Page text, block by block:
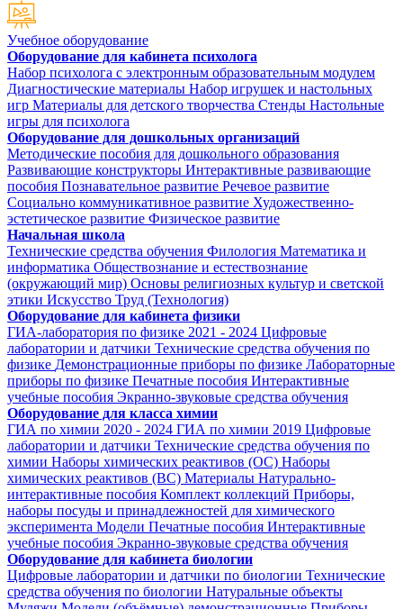
Учебное оборудование
Оборудование для кабинета психолога
Набор психолога с электронным образовательным модулем
Диагностические материалы Набор игрушек и настольных
игр Материалы для детского творчества Стенды Настольные
игры для психолога
Оборудование для дошкольных организаций
Методические пособия для дошкольного образования
Развивающие конструкторы Интерактивные развивающие
пособия Познавательное развитие Речевое развитие
Социально коммуникативное развитие Художественно-
эстетическое развитие Физическое развитие
Начальная школа
Технические средства обучения Филология Математика и
информатика Обществознание и естествознание
(окружающий мир) Основы религиозных культур и светской
этики Искусство Труд (Технология)
Оборудование для кабинета физики
ГИА-лаборатория по физике 2021 - 2024 Цифровые
лаборатории и датчики Технические средства обучения по
физике Демонстрационные приборы по физике Лабораторные
приборы по физике Печатные пособия Интерактивные
учебные пособия Экранно-звуковые средства обучения
Оборудование для класса химии
ГИА по химии 2020 - 2024 ГИА по химии 2019 Цифровые
лаборатории и датчики Технические средства обучения по
химии Наборы химических реактивов (ОС) Наборы
химических реактивов (ВС) Материалы Натурально-
интерактивные пособия Комплект коллекций Приборы,
наборы посуды и принадлежностей для химического
эксперимента Модели Печатные пособия Интерактивные
учебные пособия Экранно-звуковые средства обучения
Оборудование для кабинета биологии
Цифровые лаборатории и датчики по биологии Технические
средства обучения по биологии Натуральные объекты